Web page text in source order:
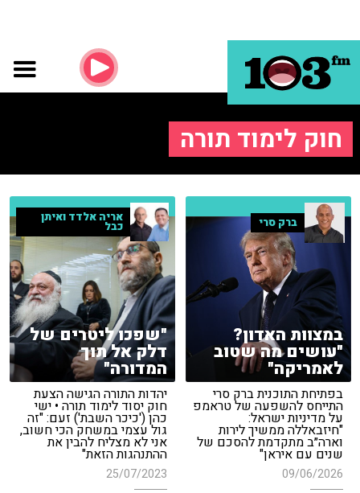
חוק לימוד תורה
ברק סרי
במצוות האדון?
"עושים מה שטוב
לאמריקה"
בפתיחת התוכנית ברק סרי
התייחס להשפעה של טראמפ
על מדיניות ישראל:
"חיזבאללה ממשיך לירות
וארה״ב מתקדמת להסכם של
שנים עם איראן"
09/06/2026
אריה אלדד ואיתן
כבל
"שפכו ליטרים של
דלק אל תוך
המדורה"
יהדות התורה הגישה הצעת
חוק יסוד לימוד תורה • ישי
כהן ('כיכר השבת') זעם: "זה
גול עצמי במשחק הכי חשוב,
אני לא מצליח להבין את
ההתנהגות הזאת"
25/07/2023